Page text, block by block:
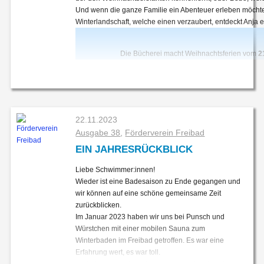
Und wenn die ganze Familie ein Abenteuer erleben
Winterlandschaft, welche einen verzaubert, entdeckt
Die Bücherei macht Weihnachtsferien vom
22.11.2023
Ausgabe 38
Förderverein Freibad
EIN JAHRESRÜCKBLICK
Liebe Schwimmer:innen!
Wieder ist eine Badesaison zu Ende gegangen und
wir können auf eine schöne gemeinsame Zeit
zurückblicken.
Im Januar 2023 haben wir uns bei Punsch und
Würstchen mit einer mobilen Sauna zum
Winterbaden im Freibad getroffen. Es war eine
Erfahrung wert, es war toll.